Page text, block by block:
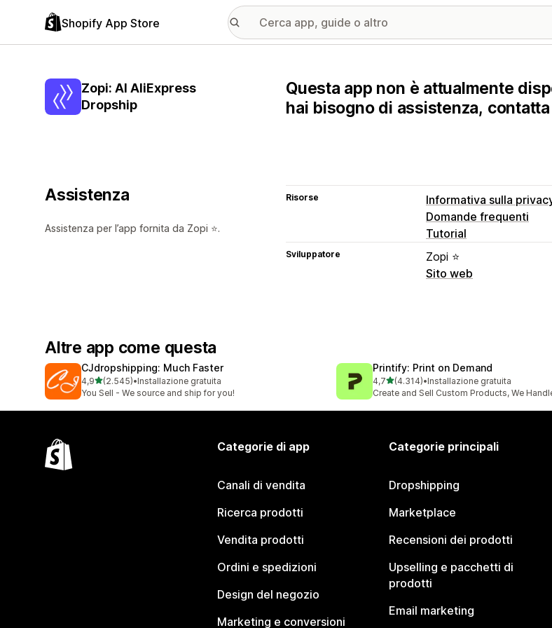
Shopify App Store
Zopi: AI AliExpress
Dropship
Questa app non è attualmente
hai bisogno di assistenza,
Assistenza
Assistenza per l’app fornita da Zopi ⭐.
Risorse
Informativa sulla
Domande frequenti
Tutorial
Sviluppatore
Zopi ⭐
Sito web
Altre app come questa
CJdropshipping: Much Faster
4,9stelle su 5
(2.545)
2545 recensioni totali
•Installazione gratuita
You Sell - We source and ship for you!
Printify: Print on Demand
4,7stelle su 5
(4.314)
4314 recensioni totali
•Installazione gratuita
Create and Sell Custom Products, We
Categorie di app
Canali di vendita
Ricerca prodotti
Vendita prodotti
Ordini e spedizioni
Design del negozio
Marketing e conversioni
Categorie principali
Dropshipping
Marketplace
Recensioni dei prodotti
Upselling e pacchetti di
prodotti
Email marketing